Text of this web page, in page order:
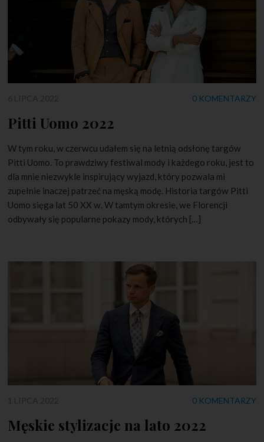
0 KOMENTARZY
Pitti Uomo 2022
W tym roku, w czerwcu udałem się na letnią odsłonę targów
Pitti Uomo. To prawdziwy festiwal mody i każdego roku, jest to
dla mnie niezwykle inspirujący wyjazd, który pozwala mi
zupełnie inaczej patrzeć na męską modę. Historia targów Pitti
Uomo sięga lat 50 XX w. W tamtym okresie, we Florencji
odbywały się popularne pokazy mody, których […]
0 KOMENTARZY
Męskie stylizacje na lato 2022